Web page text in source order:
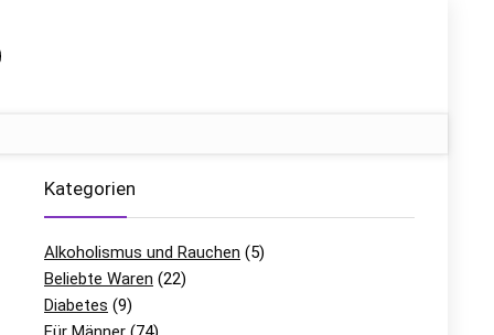
Kategorien
Alkoholismus und Rauchen (5)
Beliebte Waren (22)
Diabetes (9)